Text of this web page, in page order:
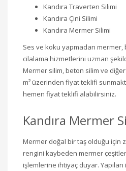
Kandıra Traverten Silimi
Kandıra Çini Silimi
Kandıra Mermer Silimi
Ses ve koku yapmadan
cilalama hizmetlerini uzman
Mermer silim, beton silim ve
m² üzerinden fiyat teklifi
hemen fiyat teklifi alabilirsiniz.
Kandıra Mermer
Mermer doğal bir taş olduğu için
rengini kaybeden mermer
işlemlerine ihtiyaç duyar.